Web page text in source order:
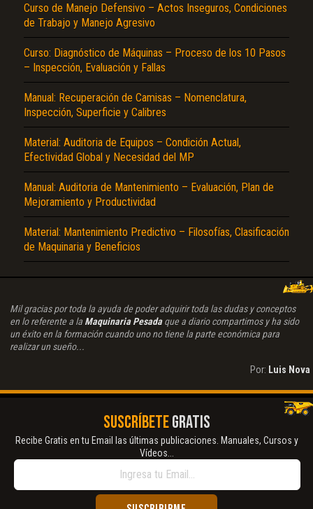
Curso de Manejo Defensivo – Actos Inseguros, Condiciones
de Trabajo y Manejo Agresivo
Curso: Diagnóstico de Máquinas – Proceso de los 10 Pasos
– Inspección, Evaluación y Fallas
Manual: Recuperación de Camisas – Nomenclatura,
Inspección, Superficie y Calibres
Material: Auditoria de Equipos – Condición Actual,
Efectividad Global y Necesidad del MP
Manual: Auditoria de Mantenimiento – Evaluación, Plan de
Mejoramiento y Productividad
Material: Mantenimiento Predictivo – Filosofías, Clasificación
de Maquinaria y Beneficios
Mil gracias por toda la ayuda de poder adquirir toda las dudas y conceptos
en lo referente a la Maquinaria Pesadaque a diario compartimos y ha sido
un éxito en la formación cuando uno no tiene la parte económica para
realizar un sueño...
Por: Luis Nova
SUSCRÍBETEGRATIS
Recibe Gratis en tu Email las últimas publicaciones. Manuales, Cursos y
Vídeos...